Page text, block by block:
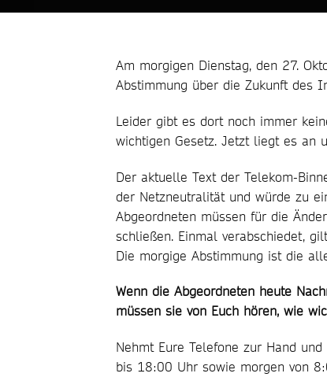
Am morgigen Dienstag, den 27.
Abstimmung über die Zukunft des
Leider gibt es dort noch immer
wichtigen Gesetz. Jetzt liegt es an
Der aktuelle Text der Telekom-
der Netzneutralität und würde zu
Abgeordneten müssen für die
schließen. Einmal verabschiedet,
Die morgige Abstimmung ist die
Wenn die Abgeordneten heute
müssen sie von Euch hören, wie
Nehmt Eure Telefone zur Hand
bis 18:00 Uhr sowie morgen von